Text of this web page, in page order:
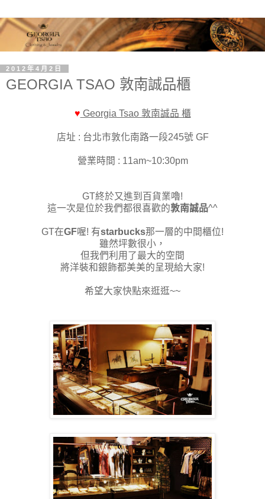
2012年4月2日
GEORGIA TSAO 敦南誠品櫃
♥ Georgia Tsao 敦南誠品 櫃
店址 : 台北市敦化南路一段245號 GF
營業時間 : 11am~10:30pm
GT終於又進到百貨業嚕!
這一次是位於我們都很喜歡的敦南誠品^^
GT在GF喔! 有starbucks那一層的中間櫃位!
雖然坪數很小，
但我們利用了最大的空間
將洋裝和銀飾都美美的呈現給大家!
希望大家快點來逛逛~~